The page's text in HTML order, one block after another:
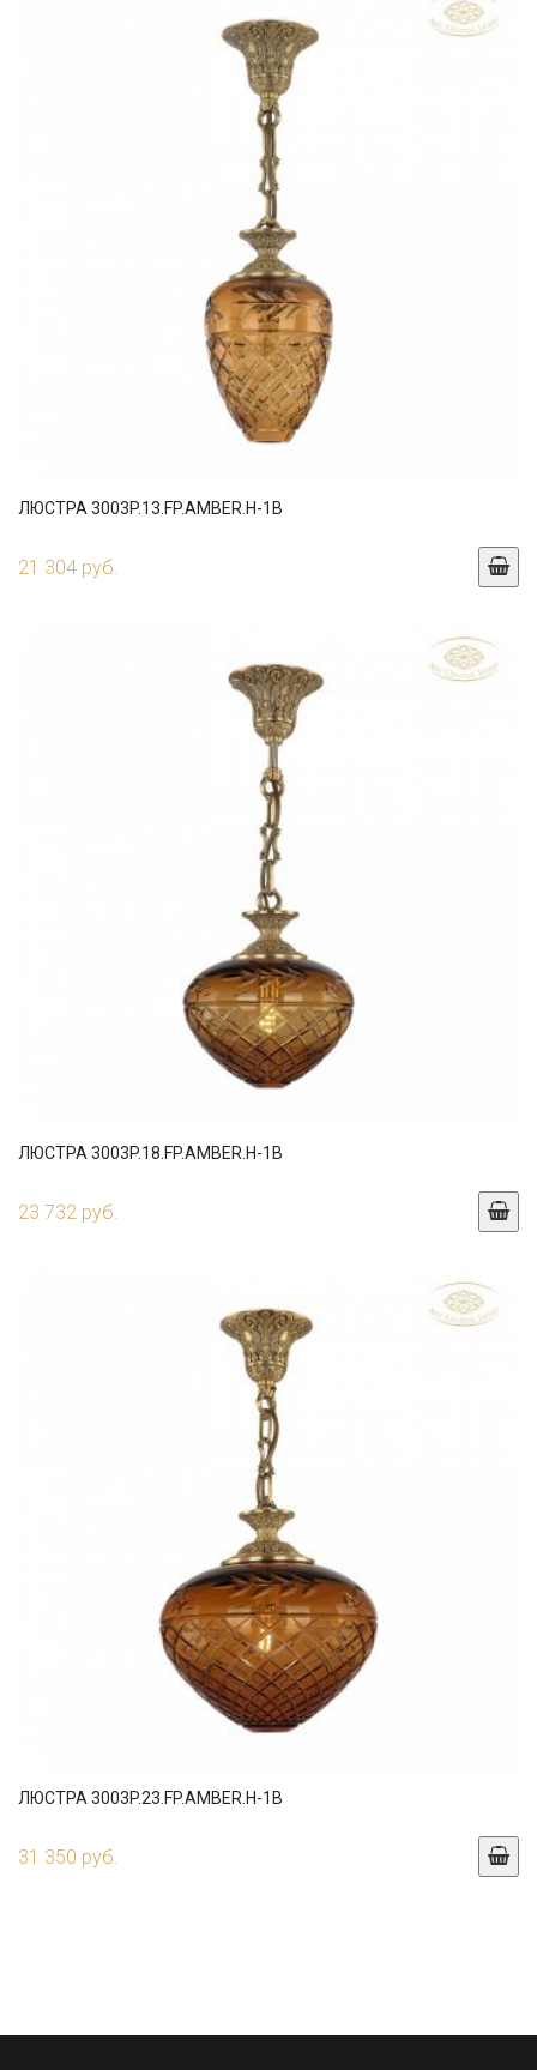
ЛЮСТРА 3003P.13.FP.AMBER.H-1B
21 304 руб.
ЛЮСТРА 3003P.18.FP.AMBER.H-1B
23 732 руб.
ЛЮСТРА 3003P.23.FP.AMBER.H-1B
31 350 руб.